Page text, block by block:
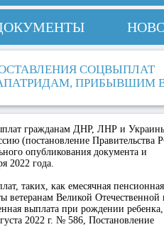
СОЦВЫПЛАТ
ПРИБЫВШИМ
гражданам ДНР, ЛНР и
(постановление Правительства
опубликования документа и
2022 года.
таких, как емесячная
ветеранам Великой
выплата при рождении ребенка,
2022 г. № 586, Постановление